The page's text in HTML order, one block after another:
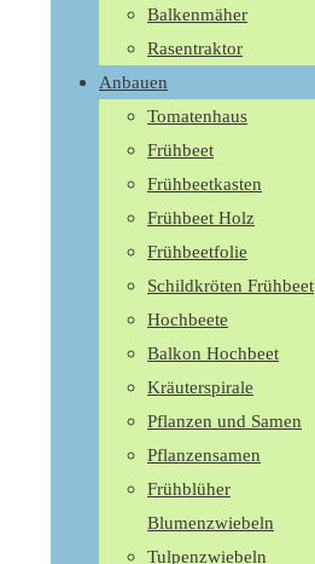
Balkenmäher
Rasentraktor
Anbauen
Tomatenhaus
Frühbeet
Frühbeetkasten
Frühbeet Holz
Frühbeetfolie
Schildkröten Frühbeet
Hochbeete
Balkon Hochbeet
Kräuterspirale
Pflanzen und Samen
Pflanzensamen
Frühblüher
Blumenzwiebeln
Tulpenzwiebeln